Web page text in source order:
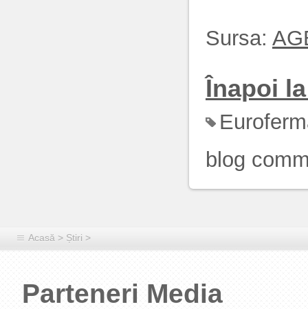
Sursa:
Înapoi
blog
Acasă > Știri >
Parteneri Media